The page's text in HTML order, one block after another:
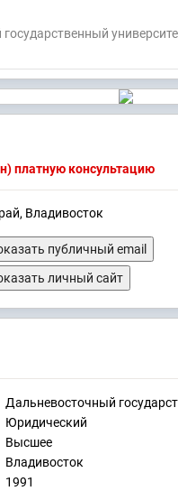
платную консультацию
Владивосток
публичный email
личный сайт
Дальневосточный
Юридический
Высшее
Владивосток
1991